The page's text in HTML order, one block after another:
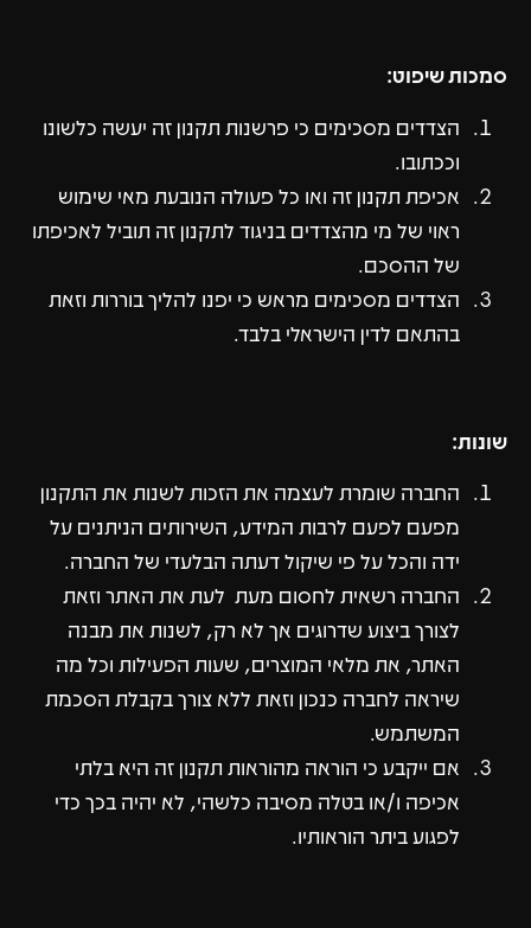
סמכות שיפוט:
הצדדים מסכימים כי פרשנות תקנון זה יעשה כלשונו
וככתובו.
אכיפת תקנון זה ואו כל פעולה הנובעת מאי שימוש
ראוי של מי מהצדדים בניגוד לתקנון זה תוביל לאכיפתו
של ההסכם.
הצדדים מסכימים מראש כי יפנו להליך בוררות וזאת
בהתאם לדין הישראלי בלבד.
שונות:
החברה שומרת לעצמה את הזכות לשנות את התקנון
מפעם לפעם לרבות המידע, השירותים הניתנים על
ידה והכל על פי שיקול דעתה הבלעדי של החברה.
החברה רשאית לחסום מעת לעת את האתר וזאת
לצורך ביצוע שדרוגים אך לא רק, לשנות את מבנה
האתר, את מלאי המוצרים, שעות הפעילות וכל מה
שיראה לחברה כנכון וזאת ללא צורך בקבלת הסכמת
המשתמש.
אם ייקבע כי הוראה מהוראות תקנון זה היא בלתי
אכיפה ו/או בטלה מסיבה כלשהי, לא יהיה בכך כדי
לפגוע ביתר הוראותיו.